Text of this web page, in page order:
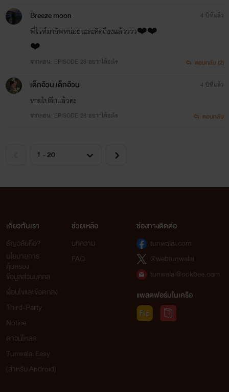
Breeze moon
พี่ไรท์มาอัพหน่อยนะคะคิดถึงงเเล้วววว❤️❤️
❤️
จากตอน: EPISODE 28 อยากได้อะไร
4 ปีที่แล้ว
ตอบกลับ (2)
เด็กอ้วน เด็กอ้วน
หายไปอีกแล้วคะ
จากตอน: EPISODE 28 อยากได้อะไร
4 ปีที่แล้ว
ตอบกลับ
เกี่ยวกับเรา
ธัญวลัยคือ?
นโยบายการ
คุ้มครอง
ข้อมูลส่วนบุคคล
เงื่อนไขและข้อตกลง
Third-Party
Notice
ดาวน์โหลด
Tunwalai Easy
(สำหรับ Android)
ช่วยเหลือ
บทความ
FAQ
ช่องทางติดต่อ
tunwalai.com
@webtunwalai
tunwalai@ookbee.com
แพลตฟอร์มในเครือ